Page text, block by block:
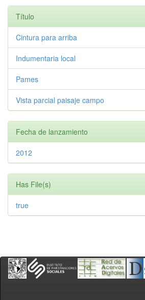
Título
Cintura para arriba
Indumentaria local
Pames
Vista parcial paisaje campo
Fecha de lanzamiento
2012
Has File(s)
true